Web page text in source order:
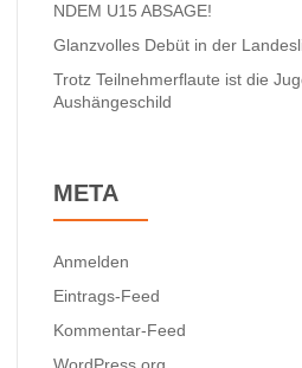
NDEM U15 ABSAGE!
Glanzvolles Debüt in der
Trotz Teilnehmerflaute ist die
Aushängeschild
META
Anmelden
Eintrags-Feed
Kommentar-Feed